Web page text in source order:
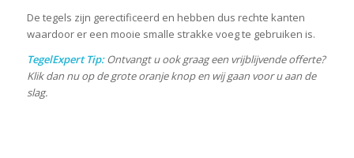
De tegels zijn gerectificeerd en hebben dus rechte kanten
waardoor er een mooie smalle strakke voeg te gebruiken is.
TegelExpert Tip:Ontvangt u ook graag een vrijblijvende offerte?
Klik dan nu op de grote oranje knop en wij gaan voor u aan de
slag.